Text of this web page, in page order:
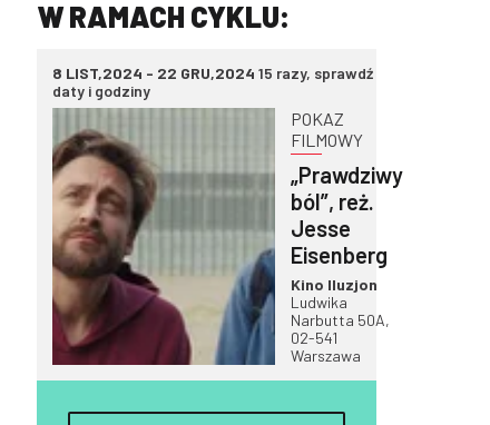
W RAMACH CYKLU:
8 LIST,2024 - 22 GRU,2024 15 razy, sprawdź
daty i godziny
POKAZ
FILMOWY
„Prawdziwy
ból”, reż.
Jesse
Eisenberg
Kino Iluzjon
Ludwika
Narbutta 50A,
02-541
Warszawa